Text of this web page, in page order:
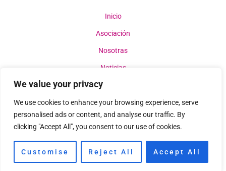
We value your privacy
We use cookies to enhance your browsing experience, serve
personalised ads or content, and analyse our traffic. By
clicking "Accept All", you consent to our use of cookies.
Customise Reject All Accept All
Inicio
Asociación
Nosotras
Noticias
Contacto